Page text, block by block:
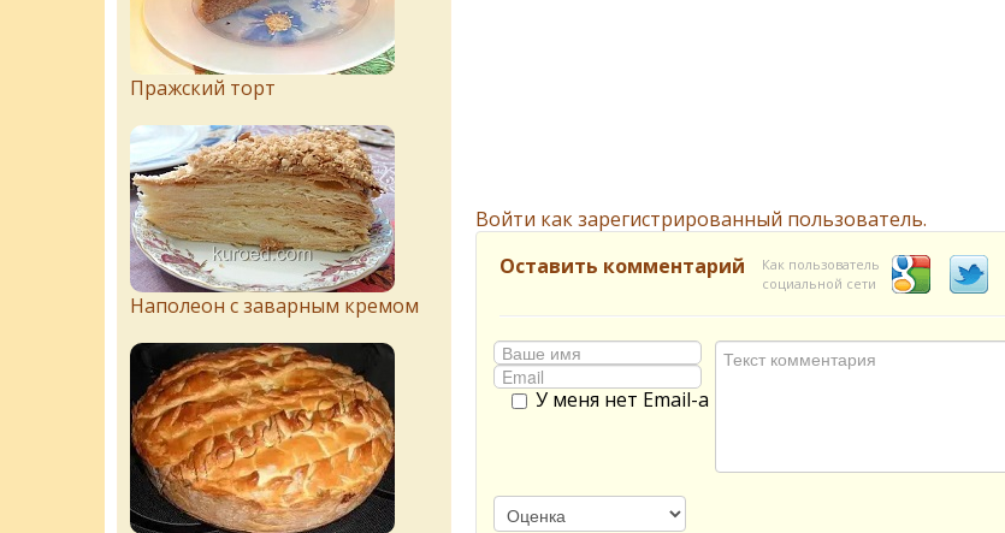
Войти как зарегистрированный пользователь.
Оставить комментарий
Как пользователь
социальной сети
У меня нет Email-а
Пражский торт
Наполеон с заварным кремом